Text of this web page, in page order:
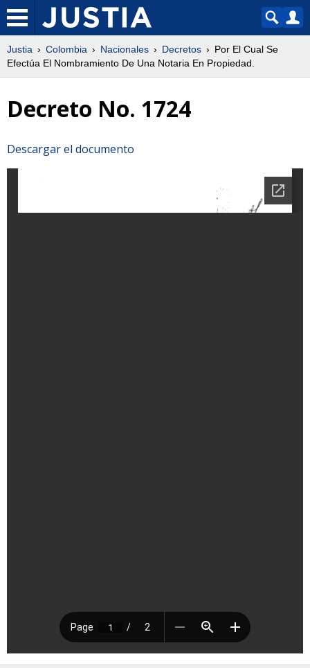
Justia Colombia Nacionales Decretos
Por El Cual Se
Efectúa El Nombramiento De Una Notaria En Propiedad.
Decreto No. 1724
Descargar el documento